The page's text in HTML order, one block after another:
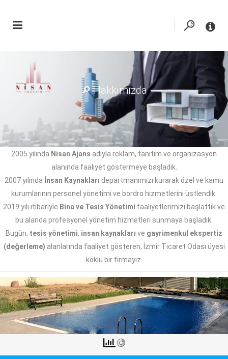
🔎 Hakkımızda
2005 yılında Nisan Ajans adıyla reklam, tanıtım ve organizasyon
alanında faaliyet göstermeye başladık.
2007 yılında İnsan Kaynakları departmanımızı kurarak özel ve kamu
kurumlarının personel yönetimi ve bordro hizmetlerini üstlendik.
2019 yılı itibariyle Bina ve Tesis Yönetimi faaliyetlerimizi başlattık ve
bu alanda profesyonel yönetim hizmetleri sunmaya başladık.
Bugün; tesis yönetimi, insan kaynakları ve gayrimenkul ekspertiz
(değerleme) alanlarında faaliyet gösteren, İzmir Ticaret Odası üyesi
köklü bir firmayız.